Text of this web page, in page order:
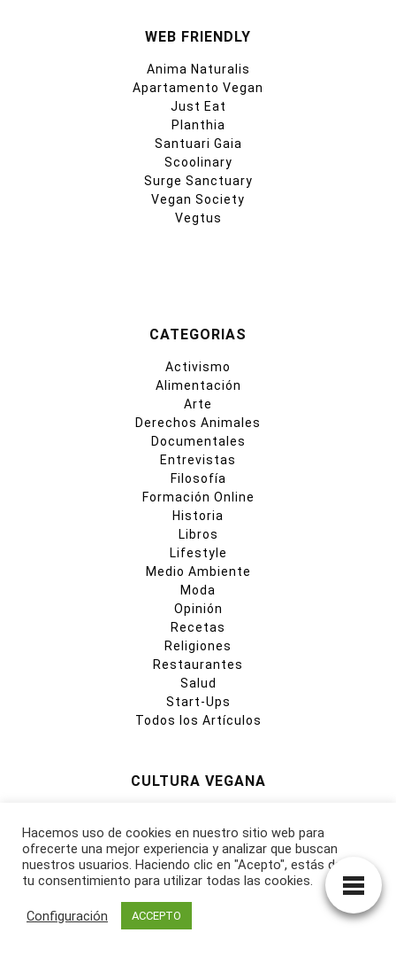
WEB FRIENDLY
Anima Naturalis
Apartamento Vegan
Just Eat
Planthia
Santuari Gaia
Scoolinary
Surge Sanctuary
Vegan Society
Vegtus
CATEGORIAS
Activismo
Alimentación
Arte
Derechos Animales
Documentales
Entrevistas
Filosofía
Formación Online
Historia
Libros
Lifestyle
Medio Ambiente
Moda
Opinión
Recetas
Religiones
Restaurantes
Salud
Start-Ups
Todos los Artículos
CULTURA VEGANA
17176 Joanetes, Girona,
España, Europa, Planeta Tierra
info@culturavegana.com
Hacemos uso de cookies en nuestro sitio web para
ofrecerte una mejor experiencia y analizar que buscan
nuestros usuarios. Haciendo clic en "Acepto", estás dando
tu consentimiento para utilizar todas las cookies.
Configuración ACCEPTO